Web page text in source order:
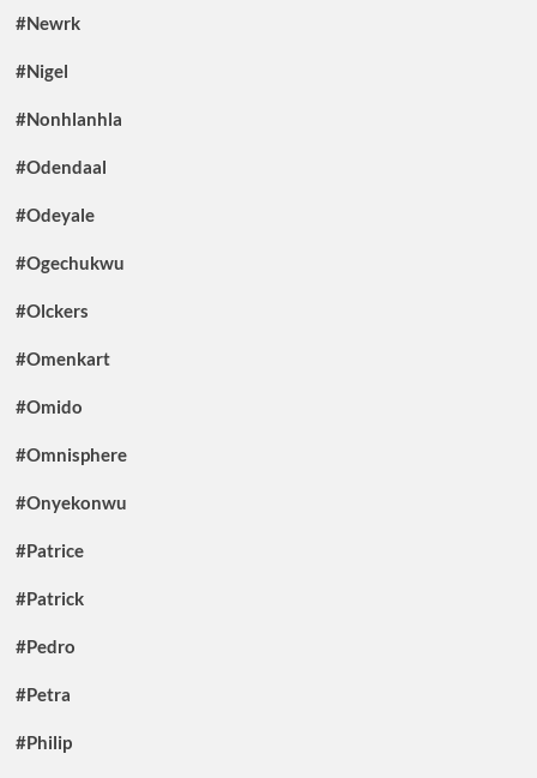
#Newrk
#Nigel
#Nonhlanhla
#Odendaal
#Odeyale
#Ogechukwu
#Olckers
#Omenkart
#Omido
#Omnisphere
#Onyekonwu
#Patrice
#Patrick
#Pedro
#Petra
#Philip